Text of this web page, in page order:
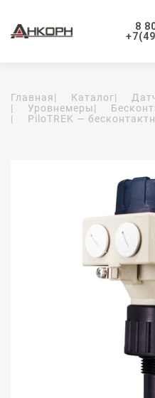
8
Главная| Каталог|
|
Уровнемеры|
|
PiloTREK —